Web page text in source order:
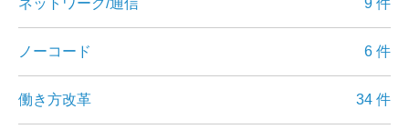
ネットワーク/通信 9 件
ノーコード 6 件
働き方改革 34 件